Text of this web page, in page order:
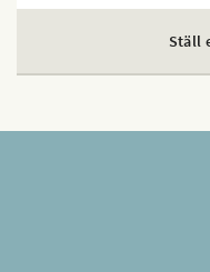
Ställ